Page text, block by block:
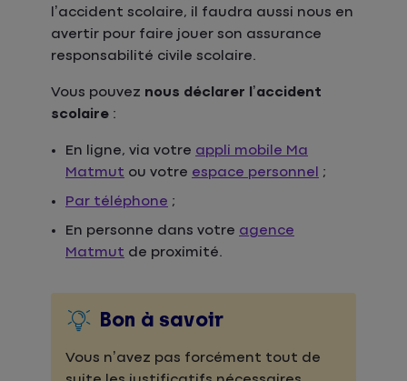
l’accident scolaire, il faudra aussi nous en
avertir pour faire jouer son assurance
responsabilité civile scolaire.
Vous pouvez nous déclarer l’accident
scolaire :
En ligne, via votre appli mobile Ma
Matmut ou votre espace personnel ;
Par téléphone ;
En personne dans votre agence
Matmut de proximité.
Bon à savoir
Vous n’avez pas forcément tout de